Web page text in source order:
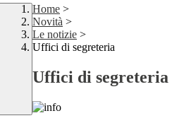
Home >
Novità >
Le notizie >
Uffici di segreteria
Uffici di segreteria